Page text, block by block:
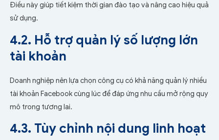
Điều này giúp tiết kiệm thời gian đào tạo và nâng cao hiệu quả
sử dụng.
4.2. Hỗ trợ quản lý số lượng lớn
tài khoản
Doanh nghiệp nên lựa chọn công cụ có khả năng quản lý nhiều
tài khoản Facebook cùng lúc để đáp ứng nhu cầu mở rộng quy
mô trong tương lai.
4.3. Tùy chỉnh nội dung linh hoạt